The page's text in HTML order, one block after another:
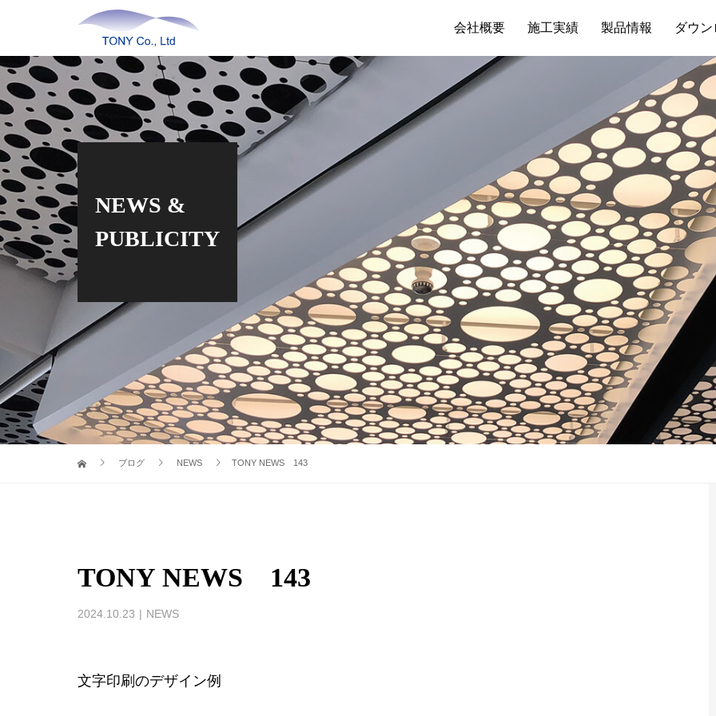
会社概要 施工実績 製品情報 ダウ
NEWS &
PUBLICITY
ブログ NEWS TONY NEWS 143
TONY NEWS 143
2024.10.23 NEWS
文字印刷のデザイン例